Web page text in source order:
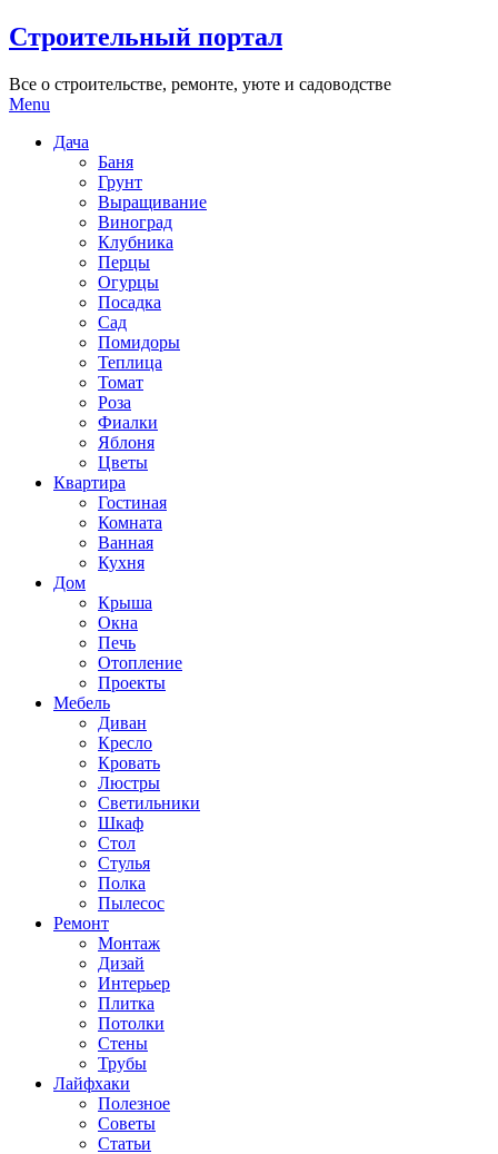
Skip
to
Строительный портал
Все о строительстве, ремонте, уюте и садоводстве
Menu
Дача
Баня
Грунт
Выращивание
Виноград
Клубника
Перцы
Огурцы
Посадка
Сад
Помидоры
Теплица
Томат
Роза
Фиалки
Яблоня
Цветы
Квартира
Гостиная
Комната
Ванная
Кухня
Дом
Крыша
Окна
Печь
Отопление
Проекты
Мебель
Диван
Кресло
Кровать
Люстры
Светильники
Шкаф
Стол
Стулья
Полка
Пылесос
Ремонт
Монтаж
Дизай
Интерьер
Плитка
Потолки
Стены
Трубы
Лайфхаки
Полезное
Советы
Статьи